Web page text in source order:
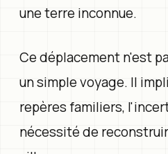
une terre inconnue.
Ce déplacement n'est
un simple voyage. Il
repères familiers,
nécessité de